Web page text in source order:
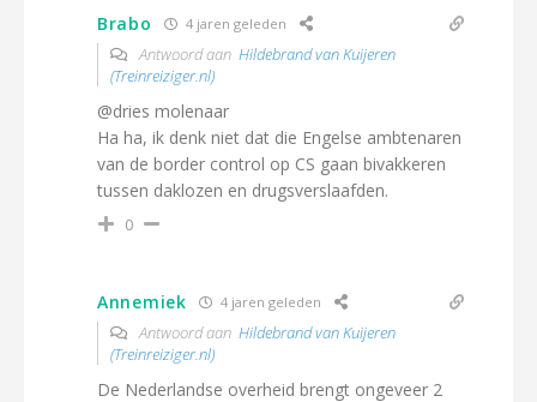
Brabo 4 jaren geleden
Antwoord aan Hildebrand van Kuijeren
(Treinreiziger.nl)
@dries molenaar
Ha ha, ik denk niet dat die Engelse ambtenaren
van de border control op CS gaan bivakkeren
tussen daklozen en drugsverslaafden.
0
Annemiek 4 jaren geleden
Antwoord aan Hildebrand van Kuijeren
(Treinreiziger.nl)
De Nederlandse overheid brengt ongeveer 2